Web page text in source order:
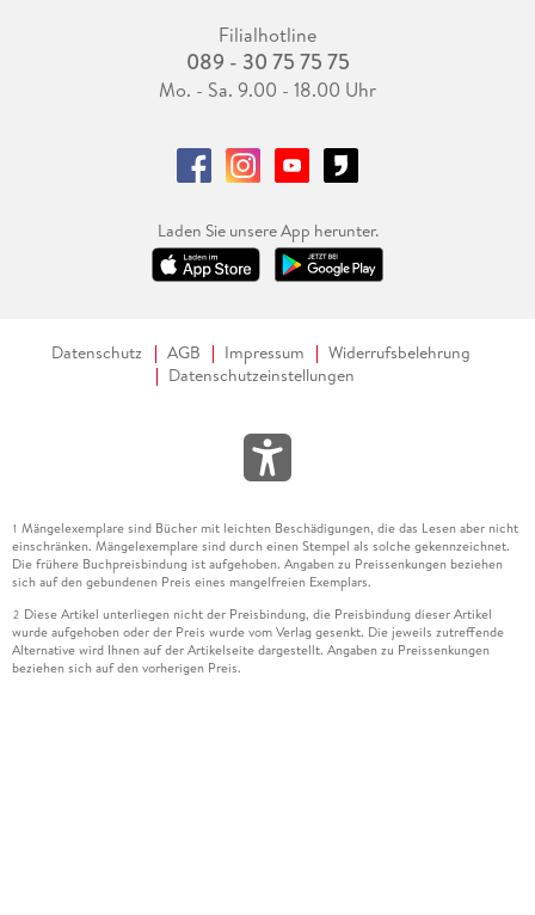
Filialhotline
089 - 30 75 75 75
Mo. - Sa. 9.00 - 18.00 Uhr
Laden Sie unsere App herunter.
Datenschutz AGB Impressum
Widerrufsbelehrung
Datenschutzeinstellungen
1 Mängelexemplare sind Bücher mit leichten Beschädigungen, die das Lesen aber nicht
einschränken. Mängelexemplare sind durch einen Stempel als solche gekennzeichnet.
Die frühere Buchpreisbindung ist aufgehoben. Angaben zu Preissenkungen beziehen
sich auf den gebundenen Preis eines mangelfreien Exemplars.
2 Diese Artikel unterliegen nicht der Preisbindung, die Preisbindung dieser Artikel
wurde aufgehoben oder der Preis wurde vom Verlag gesenkt. Die jeweils zutreffende
Alternative wird Ihnen auf der Artikelseite dargestellt. Angaben zu Preissenkungen
beziehen sich auf den vorherigen Preis.